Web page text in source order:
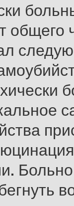
общего